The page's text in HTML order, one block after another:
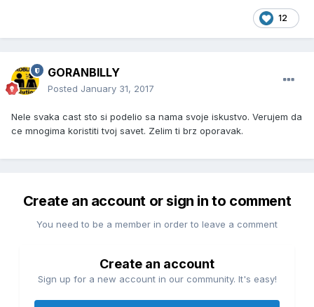
12
GORANBILLY
Posted January 31, 2017
Nele svaka cast sto si podelio sa nama svoje iskustvo. Verujem da
ce mnogima koristiti tvoj savet. Zelim ti brz oporavak.
Create an account or sign in to comment
You need to be a member in order to leave a comment
Create an account
Sign up for a new account in our community. It's easy!